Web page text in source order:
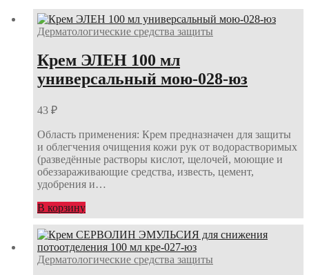
Дерматологические средства защиты
Крем ЭЛЕН 100 мл
универсальный мою-028-юз
43 ₽
Область применения: Крем предназначен для защиты
и облегчения очищения кожи рук от водорастворимых
(разведённые растворы кислот, щелочей, моющие и
обеззараживающие средства, известь, цемент,
удобрения и…
В корзину
Дерматологические средства защиты